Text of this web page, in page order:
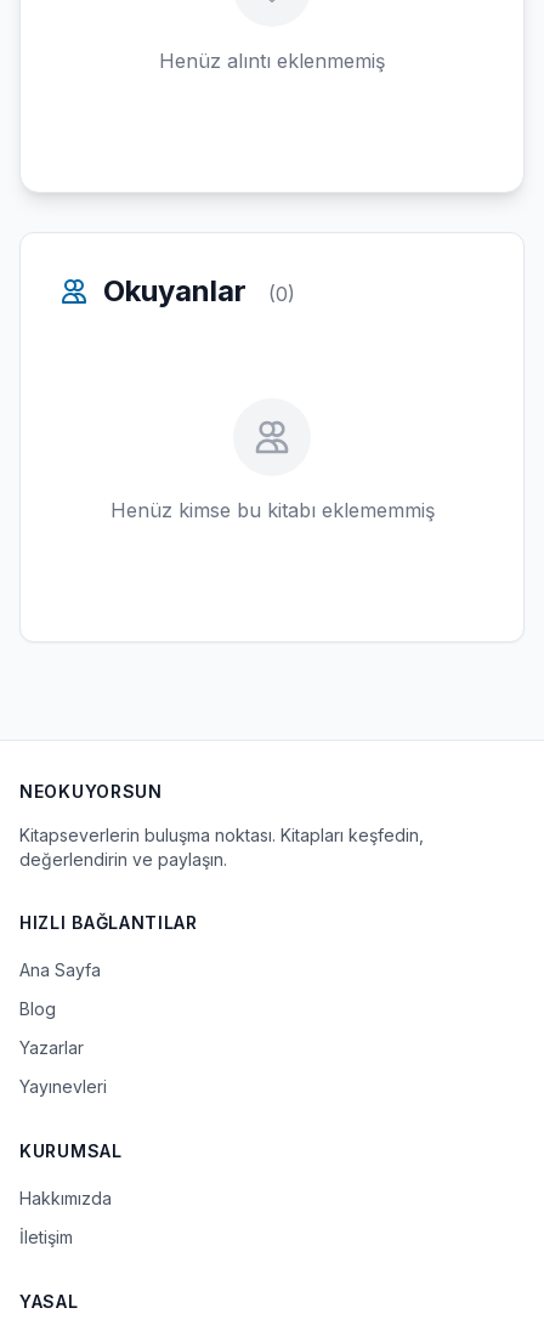
Henüz alıntı eklenmemiş
Okuyanlar (0)
Henüz kimse bu kitabı eklememmiş
NEOKUYORSUN
Kitapseverlerin buluşma noktası. Kitapları keşfedin,
değerlendirin ve paylaşın.
HIZLI BAĞLANTILAR
Ana Sayfa
Blog
Yazarlar
Yayınevleri
KURUMSAL
Hakkımızda
İletişim
YASAL